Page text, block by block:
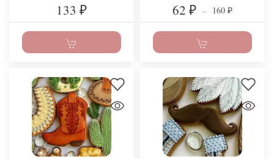
133 ₽ 62 ₽ – 160 ₽